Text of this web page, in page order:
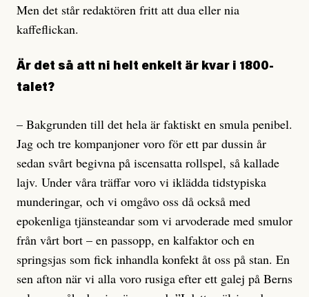
Men det står redaktören fritt att dua eller nia
kaffeflickan.
Är det så att ni helt enkelt är kvar i 1800-
talet?
– Bakgrunden till det hela är faktiskt en smula penibel.
Jag och tre kompanjoner voro för ett par dussin år
sedan svårt begivna på iscensatta rollspel, så kallade
lajv. Under våra träffar voro vi iklädda tidstypiska
munderingar, och vi omgåvo oss då också med
epokenliga tjänsteandar som vi arvoderade med smulor
från vårt bort – en passopp, en kalfaktor och en
springsjas som fick inhandla konfekt åt oss på stan. En
sen afton när vi alla voro rusiga efter ett galej på Berns